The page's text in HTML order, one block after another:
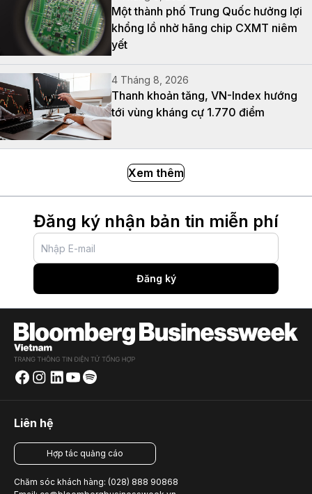
Một thành phố Trung Quốc hưởng lợi
khổng lồ nhờ hãng chip CXMT niêm
yết
4 Tháng 8, 2026
Thanh khoản tăng, VN-Index hướng
tới vùng kháng cự 1.770 điểm
Xem thêm
Đăng ký nhận bản tin miễn phí
Đăng ký
Liên hệ
Hợp tác quảng cáo
Chăm sóc khách hàng: (028) 888 90868